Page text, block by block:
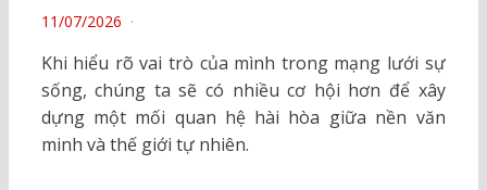
POSTED
11/07/2026
Khi hiểu rõ vai trò của mình trong mạng lưới sự
sống, chúng ta sẽ có nhiều cơ hội hơn để xây
dựng một mối quan hệ hài hòa giữa nền văn
minh và thế giới tự nhiên.